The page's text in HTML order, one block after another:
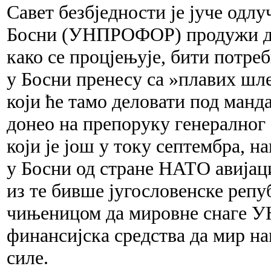
Савет безбједности је јуче
Босни (УНПРОФОР) продужи до
како се процјењује, бити
у Босни пренесу са »плавих
који ће тамо деловати под
донео на препоруку
који је још у току септембра,
у Босни од стране НАТО
из те бивше југословенске
чињеницом да мировне снаге
финансијска средства да мир
силе.